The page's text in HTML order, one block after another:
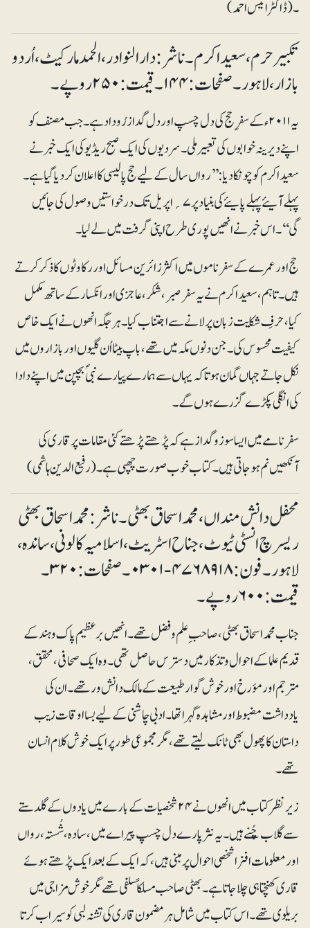
۔ (ڈاکٹر انیس احمد)
تکبیر حرم، سعید اکرم۔ ناشر: دارالنوادر، الحمدمارکیٹ، اُردو
بازار، لاہور۔ صفحات: ۱۴۴۔ قیمت: ۲۵۰ روپے۔
یہ ۲۰۱۱ء کے سفرِ حج کی دل چسپ اور دل گداز رُوداد ہے۔ جب مصنف کو
اپنے دیرینہ خوابوں کی تعبیر ملی۔ سردیوں کی ایک صبح ریڈیو کی ایک خبر نے
سعیداکرم کو چونکا دیا: ’’رواں سال کے لیے حج پالیسی کا اعلان کر دیا گیا ہے۔
پہلے آیئے پہلے پایئے کی بنیاد پر ۷؍اپریل تک درخواستیں وصول کی جائیں
گی‘‘۔ اس خبر نے انھیں پوری طرح اپنی گرفت میں لے لیا۔
حج اور عمرے کے سفرناموں میں اکثر زائرین مسائل اور رکاوٹوں کا ذکر کرتے
ہیں۔ تاہم، سعیداکرم نے یہ سفر صبر، شکر، عاجزی اور انکسار کے ساتھ مکمل
کیا، حرفِ شکایت زبان پر لانے سے اجتناب کیا۔ ہرجگہ انھوں نے ایک خاص
کیفیت محسوس کی۔ جن دنوں مکہ میں تھے، باپ بیٹا اُن گلیوں اور بازاروں میں
نکل جاتے جہاں گمان ہوتا کہ یہاں سے ہمارے پیارے نبیؐ بچپن میں اپنے دادا
کی انگلی پکڑے گزرے ہوں گے۔
سفر نامے میں ایسا سوزو گداز ہے کہ پڑھتے پڑھتے کئی مقامات پر قاری کی
آنکھیں نم ہوجاتی ہیں۔ کتاب خوب صورت چھپی ہے۔(رفیع الدین ہاشمی)
محفل دانش منداں، محمد اسحاق بھٹی۔ ناشر: محمداسحاق بھٹی
ریسرچ انسٹی ٹیوٹ، جناح اسٹریٹ، اسلامیہ کالونی، ساندہ،
لاہور۔ فون: ۴۷۶۸۹۱۸-۰۳۰۱۔ صفحات: ۳۲۰۔
قیمت: ۶۰۰روپے۔
جناب محمد اسحاق بھٹی، صاحب ِ علم و فضل تھے۔ انھیں برعظیم پاک و ہند کے
قدیم علما کے احوال و تذکار میں دسترس حاصل تھی۔ وہ ایک صحافی، محقق،
مترجم اور مؤرخ اور خوش گوار طبیعت کے مالک دانش ور تھے۔ ان کی
یادداشت مضبوط اور مشاہدہ گہرا تھا۔ ادبی چاشنی کے لیے بسااوقات زیب
داستان کا پھول بھی ٹانک لیتے تھے، مگر مجموعی طور پر ایک خوش کلام انسان
تھے۔
زیر نظر کتاب میں انھوں نے ۲۴شخصیات کے بارے میں یادوں کے گلدستے
سے گلاب چُنے ہیں۔ یہ نثرپارے دل چسپ پیراے میں، سادہ، شُستہ، رواں
اور معلومات افزا شخصی احوال پر مبنی ہیں، کہ ایک کے بعد ایک پڑھتے ہوئے
قاری کھنچتا ہی چلا جاتا ہے۔ بھٹی صاحب مسلکاً سلفی تھے مگر خوش مزاجی میں
بریلوی تھے۔ اس کتاب میں شامل ہر مضمون قاری کی تشنہ لبی کو سیراب کرتا